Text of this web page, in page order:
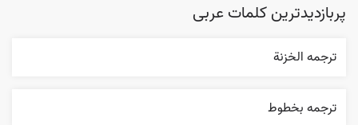
پربازدیدترین کلمات عربی
ترجمه الخزنة
ترجمه بخطوط